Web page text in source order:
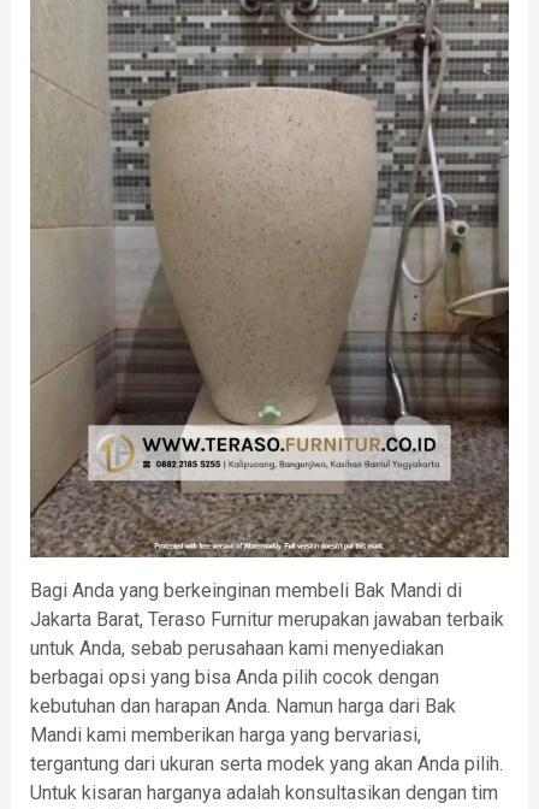
Bagi Anda yang berkeinginan membeli Bak Mandi di
Jakarta Barat, Teraso Furnitur merupakan jawaban terbaik
untuk Anda, sebab perusahaan kami menyediakan
berbagai opsi yang bisa Anda pilih cocok dengan
kebutuhan dan harapan Anda. Namun harga dari Bak
Mandi kami memberikan harga yang bervariasi,
tergantung dari ukuran serta modek yang akan Anda pilih.
Untuk kisaran harganya adalah konsultasikan dengan tim